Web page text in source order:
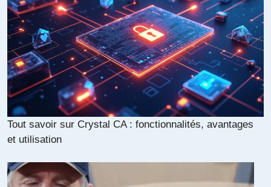
Tout savoir sur Crystal CA : fonctionnalités, avantages
et utilisation